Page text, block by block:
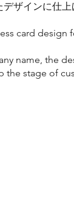
ザインに仕上
card design
name, the
the stage of